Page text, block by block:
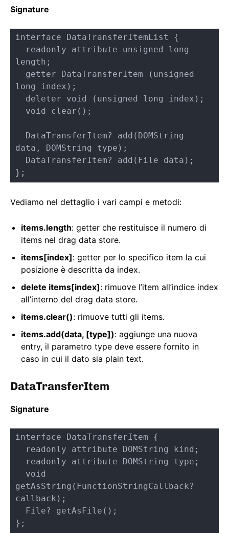
Signature
interface DataTransferItemList {
length;
long index);
data, DOMString type);
};
Vediamo nel dettaglio i vari campi e metodi:
items.length: getter che restituisce il numero di
items nel drag data store.
items[index]: getter per lo specifico item la cui
posizione è descritta da index.
delete items[index]: rimuove l’item all’indice index
all’interno del drag data store.
items.clear(): rimuove tutti gli items.
items.add(data, [type]): aggiunge una nuova
entry, il parametro type deve essere fornito in
caso in cui il dato sia plain text.
DataTransferItem
Signature
interface DataTransferItem {
getAsString(FunctionStringCallback?
callback);
};